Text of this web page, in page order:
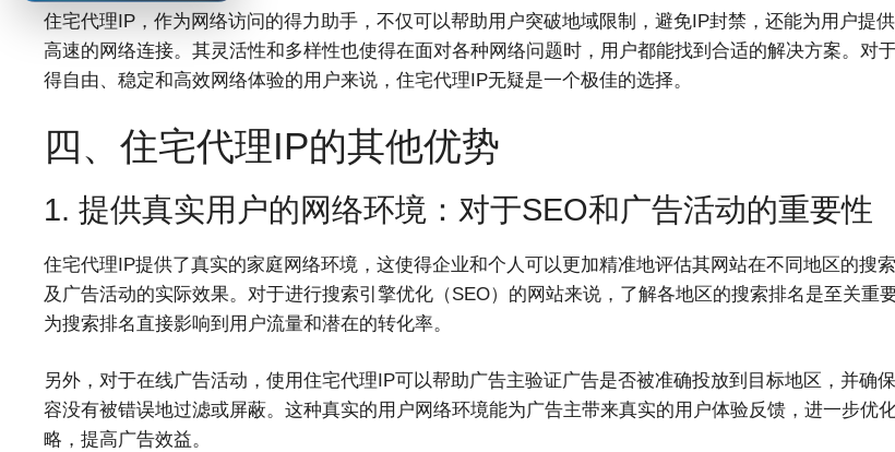
住宅代理IP，作为网络访问的得力助手，不仅可以帮助用户突破地域限制，避免IP封禁，还能为用户提供
高速的网络连接。其灵活性和多样性也使得在面对各种网络问题时，用户都能找到合适的解决方案。对
得自由、稳定和高效网络体验的用户来说，住宅代理IP无疑是一个极佳的选择。
四、住宅代理IP的其他优势
1. 提供真实用户的网络环境：对于SEO和广告活动的重要性
住宅代理IP提供了真实的家庭网络环境，这使得企业和个人可以更加精准地评估其网站在不同地区的搜
及广告活动的实际效果。对于进行搜索引擎优化（SEO）的网站来说，了解各地区的搜索排名是至关重
为搜索排名直接影响到用户流量和潜在的转化率。
另外，对于在线广告活动，使用住宅代理IP可以帮助广告主验证广告是否被准确投放到目标地区，并确
容没有被错误地过滤或屏蔽。这种真实的用户网络环境能为广告主带来真实的用户体验反馈，进一步优
略，提高广告效益。